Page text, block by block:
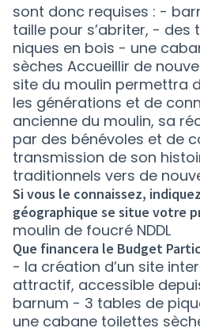
sont donc requises : -
taille pour s’abriter, - des
niques en bois - une
sèches Accueillir de
site du moulin permettra
les générations et de
ancienne du moulin, sa
par des bénévoles et de
transmission de son
traditionnels vers de
Si vous le connaissez,
géographique se situe votre
moulin de foucré NDDL
Que financera le Budget
- la création d’un site
attractif, accessible
barnum - 3 tables de
une cabane toilettes